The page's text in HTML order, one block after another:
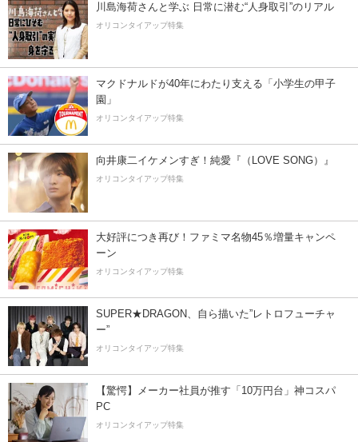
川島海荷さんと学ぶ 日常に潜む“人身取引”のリアル
オリコンタイアップ特集
マクドナルドが40年にわたり支える「小学生の甲子
園」
オリコンタイアップ特集
向井康二イケメンすぎ！純愛『（LOVE SONG）』
オリコンタイアップ特集
大好評につき再び！ファミマ名物45％増量キャンペ
ーン
オリコンタイアップ特集
SUPER★DRAGON、自ら描いた”レトロフューチャ
ー”
オリコンタイアップ特集
【驚愕】メーカー社員が推す「10万円台」神コスパ
PC
オリコンタイアップ特集